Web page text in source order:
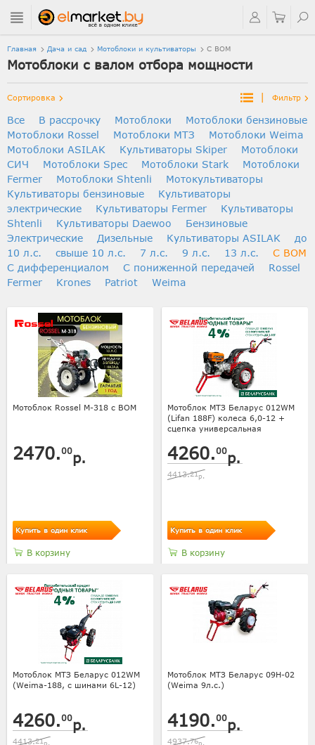
Главная Дача и сад Мотоблоки и культиваторы С ВОМ
Мотоблоки с валом отбора мощности
Сортировка | Фильтр
Все В рассрочку Мотоблоки
Мотоблоки бензиновые
Мотоблоки Rossel
Мотоблоки МТЗ
Мотоблоки Weima
Мотоблоки ASILAK
Культиваторы Skiper
Мотоблоки
СИЧ
Мотоблоки Spec Мотоблоки Stark
Мотоблоки
Fermer
Мотоблоки Shtenli
Мотокультиваторы
Культиваторы бензиновые
Культиваторы
электрические
Культиваторы Fermer
Культиваторы
Shtenli
Культиваторы Daewoo
Бензиновые
Электрические
Дизельные Культиваторы ASILAK
до
10 л.с.
свыше 10 л.с. 7 л.с. 9 л.с. 13 л.с.
С ВОМ
С дифференциалом
C пониженной передачей
Rossel
Fermer
Krones Patriot Weima
Мотоблок Rossel M-318 с ВОМ
2470.00р.
Купить в один клик
В корзину
Мотоблок МТЗ Беларус 012WM
(Lifan 188F) колеса 6,0-12 +
сцепка универсальная
4260.00р.
4413.21р.
Купить в один клик
В корзину
Мотоблок МТЗ Беларус 012WM
(Weima-188, с шинами 6L-12)
4260.00р.
4413.21р.
Мотоблок МТЗ Беларус 09Н-02
(Weima 9л.с.)
4190.00р.
4937.76р.